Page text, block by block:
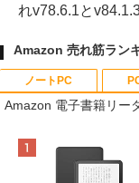
れv78.6.1と
Amazon 売れ筋ラン
ノートPC
Amazon 電子書籍リー